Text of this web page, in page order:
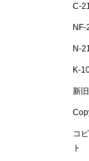
C-
NF-
N-
K-
新
コ
ト